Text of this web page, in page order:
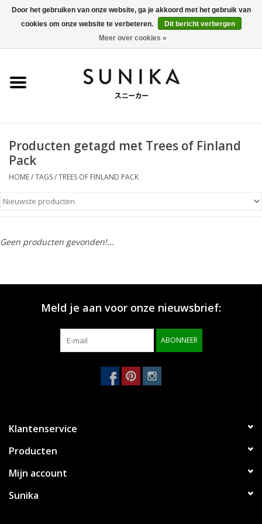
0 Artikelen - €0,00
SALE
Dames
Merken
Producten getagd met Trees of Finland
Pack
HOME/TAGS/TREES OF FINLAND PACK
Geen producten gevonden!...
Meld je aan voor onze nieuwsbrief:
ABONNEER
Klantenservice
Producten
Mijn account
Sunika
Door het gebruiken van onze website, ga je akkoord met het gebruik van
cookies om onze website te verbeteren.
Dit bericht verbergen
Meer over cookies »